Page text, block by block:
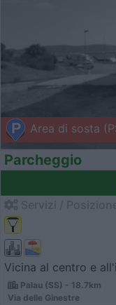
Area di sosta
Parcheggio
Vicina al centro e
Palau (SS) - 18.7km
Via delle Ginestre